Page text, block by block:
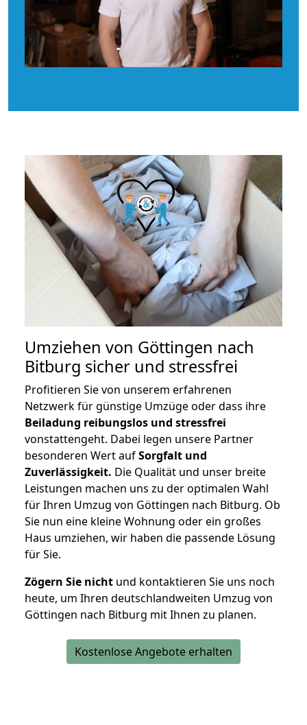
Umziehen von Göttingen nach
Bitburg sicher und stressfrei
Profitieren Sie von unserem erfahrenen
Netzwerk für günstige Umzüge oder dass ihre
Beiladung reibungslos und stressfrei
vonstattengeht. Dabei legen unsere Partner
besonderen Wert aufSorgfalt und
Zuverlässigkeit. Die Qualität und unser breite
Leistungen machen uns zu der optimalen Wahl
für Ihren Umzug von Göttingen nach Bitburg. Ob
Sie nun eine kleine Wohnung oder ein großes
Haus umziehen, wir haben die passende Lösung
für Sie.
Zögern Sie nicht und kontaktieren Sie uns noch
heute, um Ihren deutschlandweiten Umzug von
Göttingen nach Bitburg mit Ihnen zu planen.
Kostenlose Angebote erhalten